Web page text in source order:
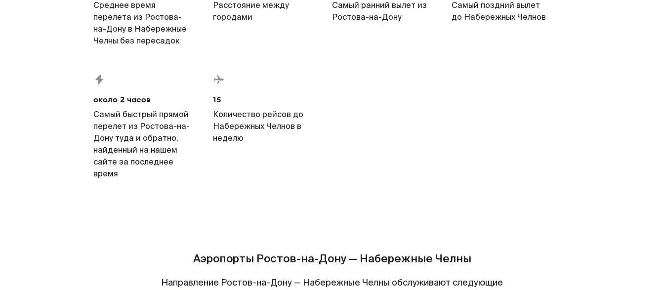
Среднее время
перелета из Ростова-
на-Дону в Набережные
Челны без пересадок
Расстояние между
городами
Самый ранний вылет из
Ростова-на-Дону
Самый поздний вылет
до Набережных Челнов
около 2 часов
Самый быстрый прямой
перелет из Ростова-на-
Дону туда и обратно,
найденный на нашем
сайте за последнее
время
15
Количество рейсов до
Набережных Челнов в
неделю
Аэропорты Ростов-на-Дону — Набережные Челны
Направление Ростов-на-Дону — Набережные Челны обслуживают следующие